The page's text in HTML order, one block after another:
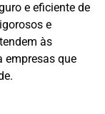
e eficiente de
e
às
empresas que